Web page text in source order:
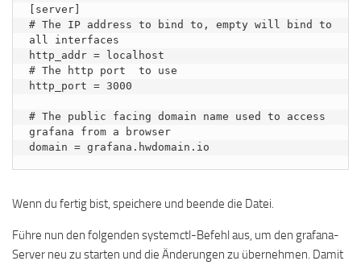
[server]
# The IP address to bind to, empty will bind to
all interfaces
http_addr = localhost
# The http port  to use
http_port = 3000
# The public facing domain name used to access
grafana from a browser
domain = grafana.hwdomain.io
Wenn du fertig bist, speichere und beende die Datei.
Führe nun den folgenden systemctl-Befehl aus, um den grafana-
Server neu zu starten und die Änderungen zu übernehmen. Damit